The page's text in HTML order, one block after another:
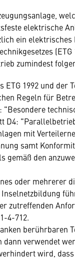
elektrische
ein
zumindest
ETG 1992 und der
Regeln für
"Besondere
D4:
mit
samt
gemäß den
oder mehrerer
zutreffenden
4-712.
berührbaren
verwendet
wird,